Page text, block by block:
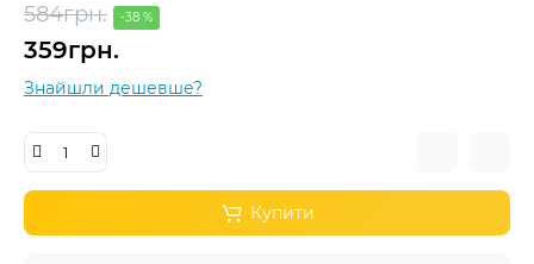
584грн. -38 %
359грн.
Знайшли дешевше?
Купити